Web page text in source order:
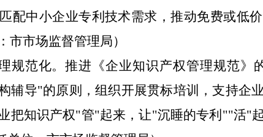
配中小企业专利技术需求，推动免费或低
市市场监督管理局）
规范化。推进《企业知识产权管理规范》
辅导"的原则，组织开展贯标培训，支持企
把知识产权"管"起来，让"沉睡的专利""活"